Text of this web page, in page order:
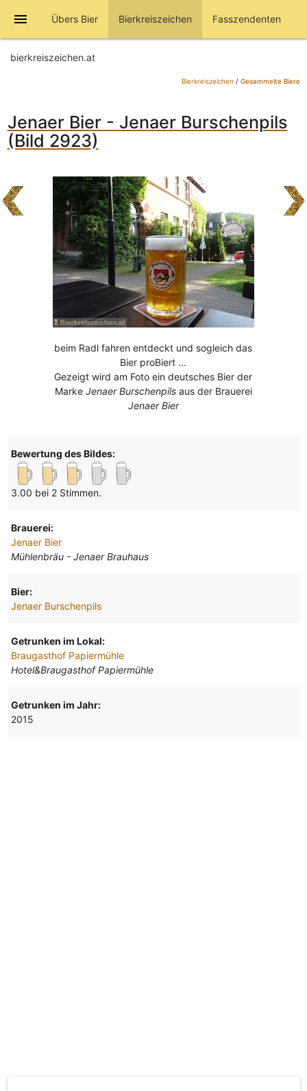
menu Übers Bier Bierkreiszeichen Fasszendenten
bierkreiszeichen.at
Bierkreiszeichen / Gesammelte Biere
Jenaer Bier - Jenaer Burschenpils
(Bild 2923)
beim Radl fahren entdeckt und sogleich das
Bier proBiert ...
Gezeigt wird am Foto ein deutsches Bier der
Marke Jenaer Burschenpilsaus der Brauerei
Jenaer Bier
Bewertung des Bildes:
3.00 bei 2 Stimmen.
Brauerei:
Jenaer Bier
Mühlenbräu - Jenaer Brauhaus
Bier:
Jenaer Burschenpils
Getrunken im Lokal:
Braugasthof Papiermühle
Hotel&Braugasthof Papiermühle
Getrunken im Jahr:
2015